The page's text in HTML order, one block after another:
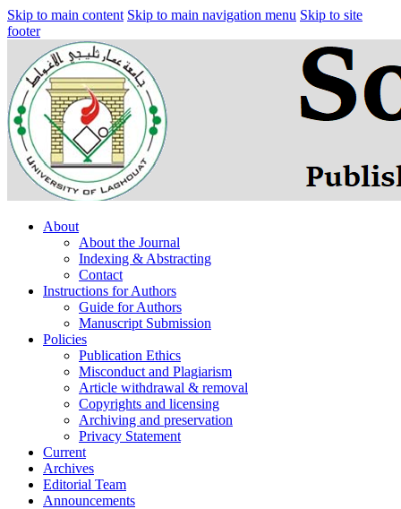
Skip to main content Skip to main navigation menu Skip to site
footer
About
About the Journal
Indexing & Abstracting
Contact
Instructions for Authors
Guide for Authors
Manuscript Submission
Policies
Publication Ethics
Misconduct and Plagiarism
Article withdrawal & removal
Copyrights and licensing
Archiving and preservation
Privacy Statement
Current
Archives
Editorial Team
Announcements